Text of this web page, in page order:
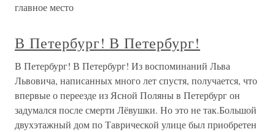
главное место
В Петербург! В Петербург!
В Петербург! В Петербург! Из воспоминаний Льва
Львовича, написанных много лет спустя, получается, что
впервые о переезде из Ясной Поляны в Петербург он
задумался после смерти Лёвушки. Но это не так.Большой
двухэтажный дом по Таврической улице был приобретен